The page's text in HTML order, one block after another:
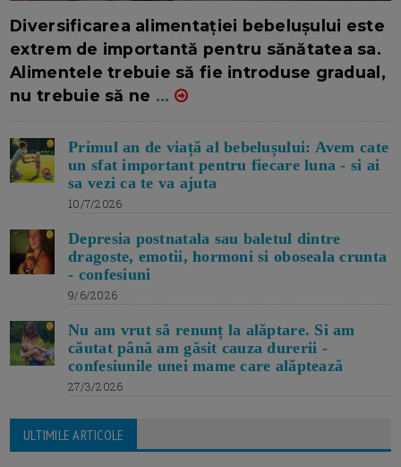
Diversificarea alimentației bebelușului este
extrem de importantă pentru sănătatea sa.
Alimentele trebuie să fie introduse gradual,
nu trebuie să ne ...
Primul an de viață al bebelușului: Avem cate
un sfat important pentru fiecare luna - si ai
sa vezi ca te va ajuta
10/7/2026
Depresia postnatala sau baletul dintre
dragoste, emotii, hormoni si oboseala crunta
- confesiuni
9/6/2026
Nu am vrut să renunț la alăptare. Si am
căutat până am găsit cauza durerii -
confesiunile unei mame care alăptează
27/3/2026
ULTIMILE ARTICOLE